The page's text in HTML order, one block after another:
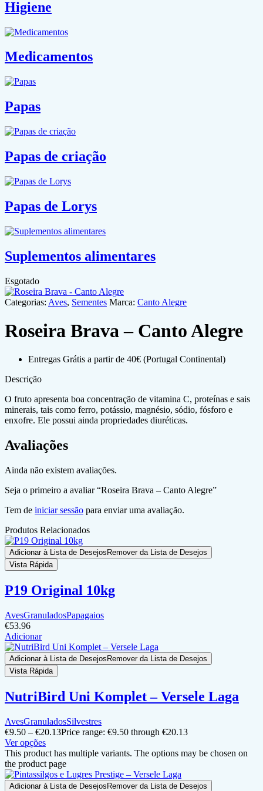
Higiene
Medicamentos
Papas
Papas de criação
Papas de Lorys
Suplementos alimentares
Esgotado
Categorias: Aves, Sementes Marca: Canto Alegre
Roseira Brava – Canto Alegre
Entregas Grátis a partir de 40€ (Portugal Continental)
Descrição
O fruto apresenta boa concentração de vitamina C, proteínas e sais
minerais, tais como ferro, potássio, magnésio, sódio, fósforo e
enxofre. Ele possui ainda propriedades diuréticas.
Avaliações
Ainda não existem avaliações.
Seja o primeiro a avaliar “Roseira Brava – Canto Alegre”
Tem de iniciar sessão para enviar uma avaliação.
Produtos Relacionados
Adicionar à Lista de Desejos Remover da Lista de Desejos
Vista Rápida
P19 Original 10kg
AvesGranuladosPapagaios
€53.96
Adicionar
Adicionar à Lista de Desejos Remover da Lista de Desejos
Vista Rápida
NutriBird Uni Komplet – Versele Laga
AvesGranuladosSilvestres
€9.50 – €20.13Price range: €9.50 through €20.13
Ver opções
This product has multiple variants. The options may be chosen on
the product page
Adicionar à Lista de Desejos Remover da Lista de Desejos